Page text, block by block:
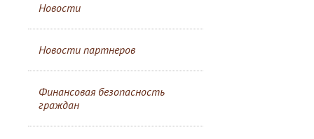
Новости
Новости партнеров
Финансовая безопасность
граждан